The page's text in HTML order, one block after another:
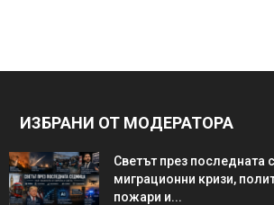
ИЗБРАНИ ОТ МОДЕРАТОРА
Светът през последната
миграционни кризи,
пожари и...